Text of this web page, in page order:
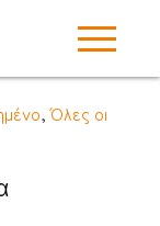
,Όλες οι